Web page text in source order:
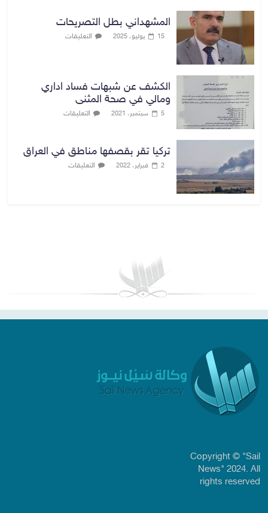
المشهداني بطل التصريحات
15 يوليو، 2025 التعليقات
الكشف عن شبهات فساد اداري
ومالي في صحة المثنى
5 سبتمبر، 2021 التعليقات
تركيا تقر بقصفها مناطق في العراق
2 فبراير، 2022 التعليقات
Copyright © "Sail
News" 2024. All
rights reserved